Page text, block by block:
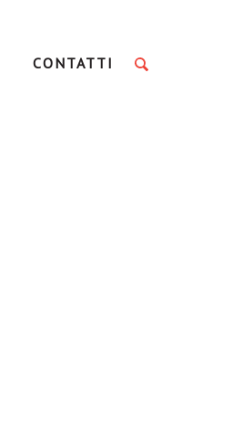
CONTATTI